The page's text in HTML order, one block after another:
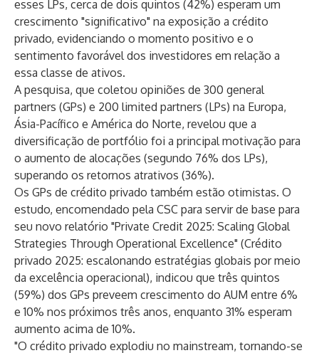
esses LPs, cerca de dois quintos (42%) esperam um
crescimento "significativo" na exposição a crédito
privado, evidenciando o momento positivo e o
sentimento favorável dos investidores em relação a
essa classe de ativos.
A pesquisa, que coletou opiniões de 300 general
partners (GPs) e 200 limited partners (LPs) na Europa,
Ásia-Pacífico e América do Norte, revelou que a
diversificação de portfólio foi a principal motivação para
o aumento de alocações (segundo 76% dos LPs),
superando os retornos atrativos (36%).
Os GPs de crédito privado também estão otimistas. O
estudo, encomendado pela CSC para servir de base para
seu novo relatório "Private Credit 2025: Scaling Global
Strategies Through Operational Excellence" (Crédito
privado 2025: escalonando estratégias globais por meio
da excelência operacional), indicou que três quintos
(59%) dos GPs preveem crescimento do AUM entre 6%
e 10% nos próximos três anos, enquanto 31% esperam
aumento acima de 10%.
"O crédito privado explodiu no mainstream, tornando-se